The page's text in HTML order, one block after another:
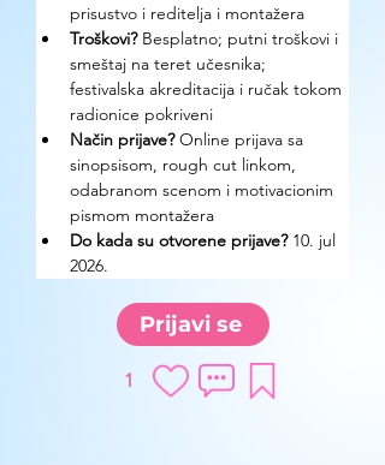
prisustvo i reditelja i montažera
Troškovi? Besplatno; putni troškovi i
smeštaj na teret učesnika;
festivalska akreditacija i ručak tokom
radionice pokriveni
Način prijave? Online prijava sa
sinopsisom, rough cut linkom,
odabranom scenom i motivacionim
pismom montažera
Do kada su otvorene prijave? 10. jul
2026.
Prijavi se
1